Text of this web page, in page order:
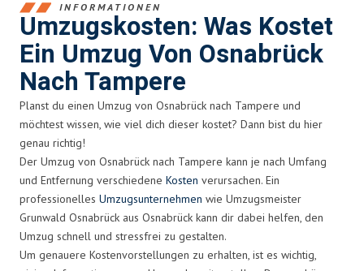
INFORMATIONEN
Umzugskosten: Was Kostet
Ein Umzug Von Osnabrück
Nach Tampere
Planst du einen Umzug von Osnabrück nach Tampere und
möchtest wissen, wie viel dich dieser kostet? Dann bist du hier
genau richtig!
Der Umzug von Osnabrück nach Tampere kann je nach Umfang
und Entfernung verschiedene Kosten verursachen. Ein
professionelles Umzugsunternehmen wie Umzugsmeister
Grunwald Osnabrück aus Osnabrück kann dir dabei helfen, den
Umzug schnell und stressfrei zu gestalten.
Um genauere Kostenvorstellungen zu erhalten, ist es wichtig,